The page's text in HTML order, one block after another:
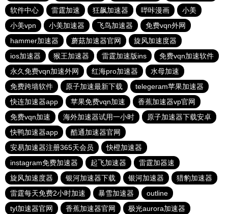
软件中心
雷霆加速 狂飙加速器 哔咔漫画
小美
小美vpn
小美加速器 飞鸟加速器
免费vqn外网
hammer加速器
蘑菇加速器官网
旋风加速度器
ios加速器
猴王加速器 雷霆加速版ins
免费vqn加速软件
永久免费vqn加速外网
红海pro加速器
水母加速
免费跨墙软件
原子加速最新下载
telegeram苹果加速器
快连加速器app
苹果免费vqn加速
香蕉加速器vp官网
免费vqn加速
海外加速器试用一小时
原子加速器下载安卓
快鸭加速器app
酷通加速器官网
安易加速器注册365天会员
快橙加速器
instagram免费加速器
起飞加速器
雷霆加器速
旋风加速度器
银河加速器下载 银河加速器
猎豹加速器
雷霆每天免费2小时加速
暴雪加速器
outline
tyl加速器官网
香蕉加速器官网 极光aurora加速器